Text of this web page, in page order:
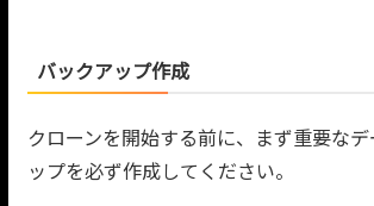
バックアップ作成
クローンを開始する前に、まず重要な
ップを必ず作成してください。